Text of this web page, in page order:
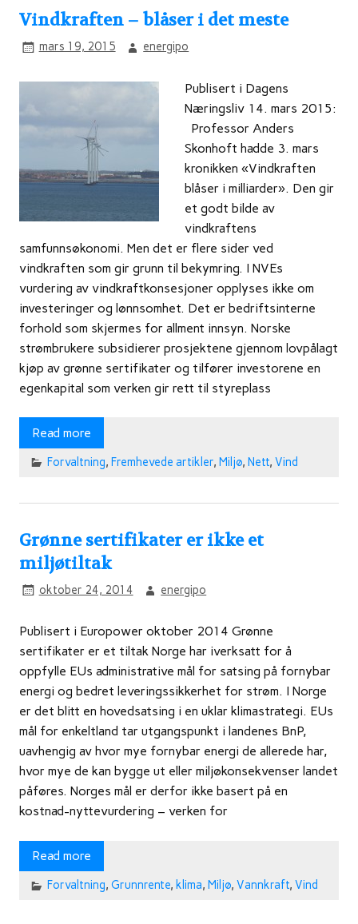
Vindkraften – blåser i det meste
mars 19, 2015 energipo
Publisert i Dagens
Næringsliv 14. mars 2015:
Professor Anders
Skonhoft hadde 3. mars
kronikken «Vindkraften
blåser i milliarder». Den gir
et godt bilde av
vindkraftens
samfunnsøkonomi. Men det er flere sider ved
vindkraften som gir grunn til bekymring. I NVEs
vurdering av vindkraftkonsesjoner opplyses ikke om
investeringer og lønnsomhet. Det er bedriftsinterne
forhold som skjermes for allment innsyn. Norske
strømbrukere subsidierer prosjektene gjennom lovpålagt
kjøp av grønne sertifikater og tilfører investorene en
egenkapital som verken gir rett til styreplass
Read more
Forvaltning, Fremhevede artikler, Miljø, Nett, Vind
Grønne sertifikater er ikke et
miljøtiltak
oktober 24, 2014 energipo
Publisert i Europower oktober 2014 Grønne
sertifikater er et tiltak Norge har iverksatt for å
oppfylle EUs administrative mål for satsing på fornybar
energi og bedret leveringssikkerhet for strøm. I Norge
er det blitt en hovedsatsing i en uklar klimastrategi. EUs
mål for enkeltland tar utgangspunkt i landenes BnP,
uavhengig av hvor mye fornybar energi de allerede har,
hvor mye de kan bygge ut eller miljøkonsekvenser landet
påføres. Norges mål er derfor ikke basert på en
kostnad-nyttevurdering – verken for
Read more
Forvaltning, Grunnrente, klima, Miljø, Vannkraft, Vind